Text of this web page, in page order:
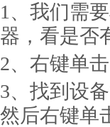
1、我们需
器，看是否
2、右键单
3、找到设
然后右键单